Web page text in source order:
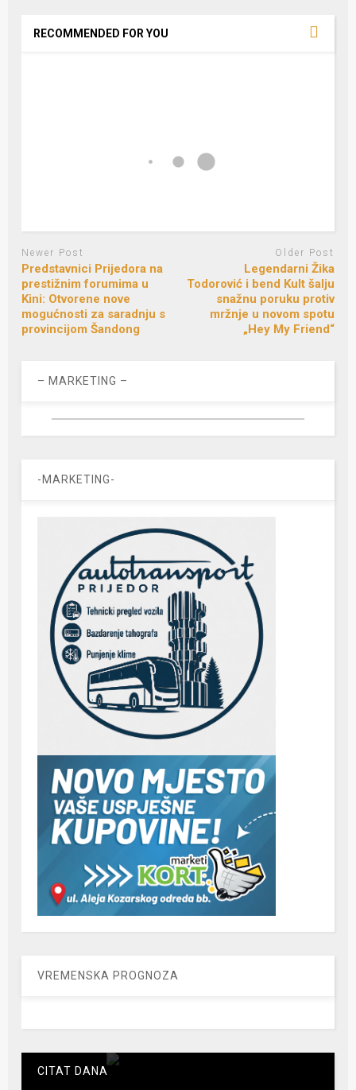
RECOMMENDED FOR YOU
Newer Post
Predstavnici Prijedora na
prestižnim forumima u
Kini: Otvorene nove
mogućnosti za saradnju s
provincijom Šandong
Older Post
Legendarni Žika
Todorović i bend Kult šalju
snažnu poruku protiv
mržnje u novom spotu
„Hey My Friend“
– MARKETING –
-MARKETING-
VREMENSKA PROGNOZA
CITAT DANA